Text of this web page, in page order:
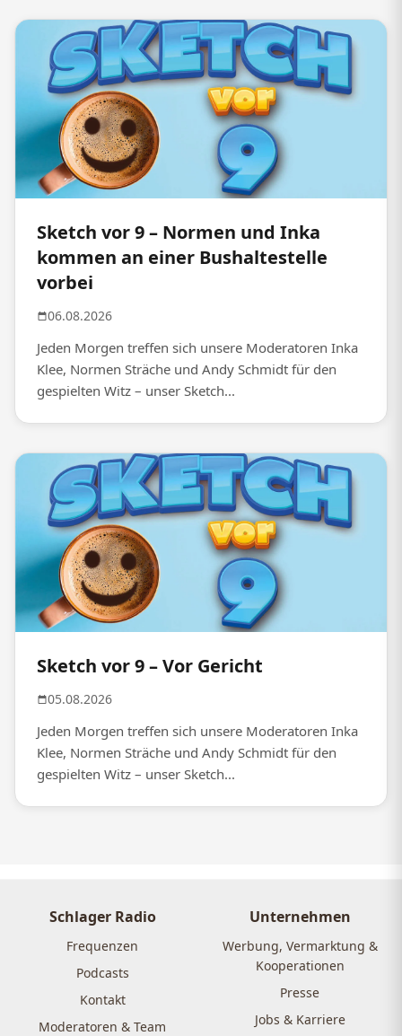
Sketch vor 9 – Normen und Inka
kommen an einer Bushaltestelle
vorbei
06.08.2026
Jeden Morgen treffen sich unsere Moderatoren Inka
Klee, Normen Sträche und Andy Schmidt für den
gespielten Witz – unser Sketch...
Sketch vor 9 – Vor Gericht
05.08.2026
Jeden Morgen treffen sich unsere Moderatoren Inka
Klee, Normen Sträche und Andy Schmidt für den
gespielten Witz – unser Sketch...
Schlager Radio
Frequenzen
Podcasts
Kontakt
Moderatoren & Team
Unternehmen
Werbung, Vermarktung &
Kooperationen
Presse
Jobs & Karriere